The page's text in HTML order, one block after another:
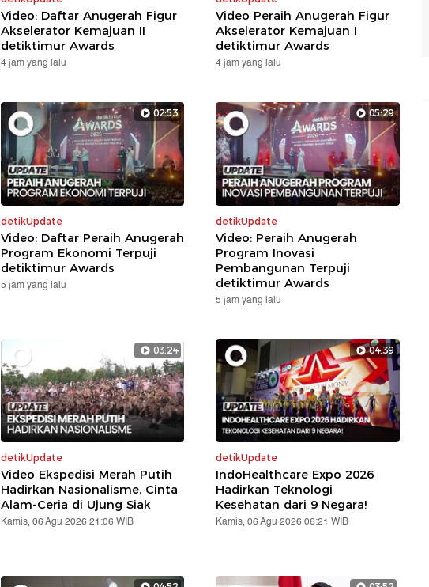
Video: Daftar Anugerah Figur
Akselerator Kemajuan II
detiktimur Awards
4 jam yang lalu
Video Peraih Anugerah Figur
Akselerator Kemajuan I
detiktimur Awards
4 jam yang lalu
02:53
detikUpdate
Video: Daftar Peraih Anugerah
Program Ekonomi Terpuji
detiktimur Awards
5 jam yang lalu
05:29
detikUpdate
Video: Peraih Anugerah
Program Inovasi
Pembangunan Terpuji
detiktimur Awards
5 jam yang lalu
03:24
detikUpdate
Video Ekspedisi Merah Putih
Hadirkan Nasionalisme, Cinta
Alam-Ceria di Ujung Siak
Kamis, 06 Agu 2026 21:06 WIB
04:39
detikUpdate
IndoHealthcare Expo 2026
Hadirkan Teknologi
Kesehatan dari 9 Negara!
Kamis, 06 Agu 2026 06:21 WIB